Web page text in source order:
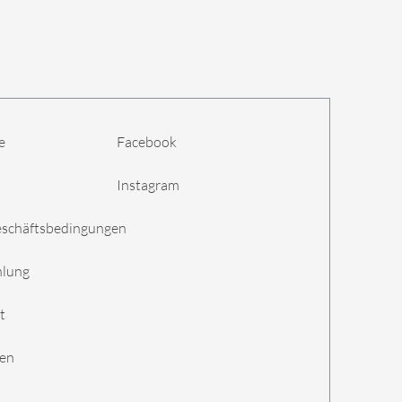
Facebook
Instagram